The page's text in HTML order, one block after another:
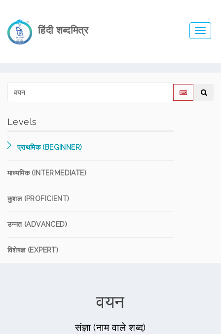
हिंदी शब्दमित्र
Levels
प्राथमिक (BEGINNER)
माध्यमिक (INTERMEDIATE)
कुशल (PROFICIENT)
उन्नत (ADVANCED)
विशेषज्ञ (EXPERT)
वयन
संज्ञा (नाम वाले शब्द)